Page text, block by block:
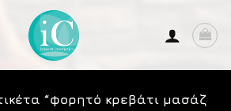
“φορητό κρεβάτι μασάζ